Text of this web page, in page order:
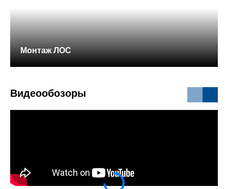
Монтаж ЛОС
Видеообозоры